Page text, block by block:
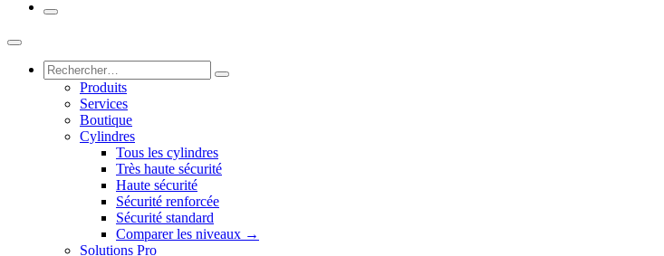
Produits
Services
Boutique
Cylindres
Tous les cylindres
Très haute sécurité
Haute sécurité
Sécurité renforcée
Sécurité standard
Comparer les niveaux →
Solutions Pro